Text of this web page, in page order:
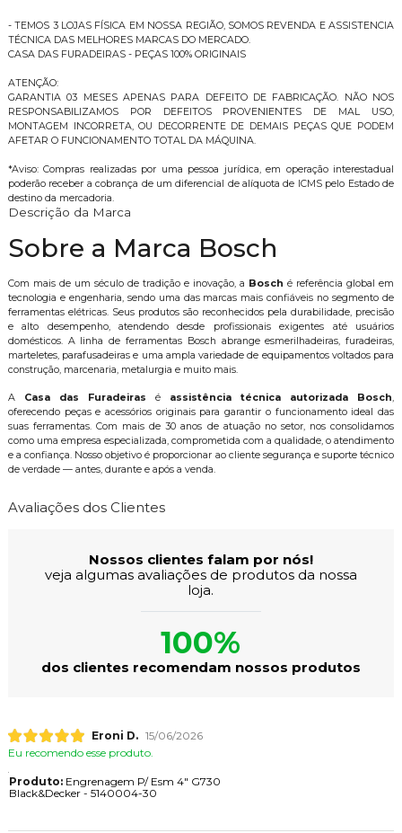
- TEMOS 3 LOJAS FÍSICA EM NOSSA REGIÃO, SOMOS REVENDA E ASSISTENCIA
TÉCNICA DAS MELHORES MARCAS DO MERCADO.
CASA DAS FURADEIRAS - PEÇAS 100% ORIGINAIS
ATENÇÃO:
GARANTIA 03 MESES APENAS PARA DEFEITO DE FABRICAÇÃO. NÃO NOS
RESPONSABILIZAMOS POR DEFEITOS PROVENIENTES DE MAL USO,
MONTAGEM INCORRETA, OU DECORRENTE DE DEMAIS PEÇAS QUE PODEM
AFETAR O FUNCIONAMENTO TOTAL DA MÁQUINA.
*Aviso: Compras realizadas por uma pessoa jurídica, em operação interestadual
poderão receber a cobrança de um diferencial de alíquota de ICMS pelo Estado de
destino da mercadoria.
Descrição da Marca
Sobre a Marca Bosch
Com mais de um século de tradição e inovação, a Bosch é referência global em
tecnologia e engenharia, sendo uma das marcas mais confiáveis no segmento de
ferramentas elétricas. Seus produtos são reconhecidos pela durabilidade, precisão
e alto desempenho, atendendo desde profissionais exigentes até usuários
domésticos. A linha de ferramentas Bosch abrange esmerilhadeiras, furadeiras,
marteletes, parafusadeiras e uma ampla variedade de equipamentos voltados para
construção, marcenaria, metalurgia e muito mais.
A Casa das Furadeiras é assistência técnica autorizada Bosch,
oferecendo peças e acessórios originais para garantir o funcionamento ideal das
suas ferramentas. Com mais de 30 anos de atuação no setor, nos consolidamos
como uma empresa especializada, comprometida com a qualidade, o atendimento
e a confiança. Nosso objetivo é proporcionar ao cliente segurança e suporte técnico
de verdade — antes, durante e após a venda.
Avaliações dos Clientes
Nossos clientes falam por nós!
veja algumas avaliações de produtos da nossa
loja.
100%
dos clientes recomendam nossos produtos
Eroni D. 15/06/2026
Eu recomendo esse produto.
Produto:Engrenagem P/ Esm 4" G730
Black&Decker - 5140004-30